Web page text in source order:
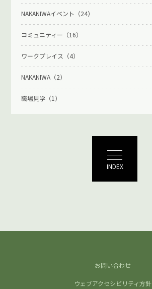
NAKANIWAイベント（24）
コミュニティー（16）
ワークプレイス（4）
NAKANIWA（2）
職場見学（1）
INDEX
お問い合わせ
ウェブアクセシビリティ方針